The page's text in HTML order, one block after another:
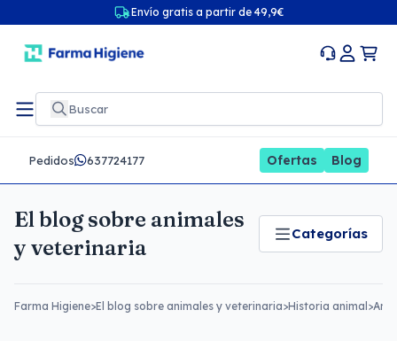
Envío gratis a partir de 49,9€
Pedidos 637724177 Ofertas Blog
El blog sobre animales
y veterinaria
Categorías
Farma Higiene>El blog sobre animales y veterinaria>Historia animal >